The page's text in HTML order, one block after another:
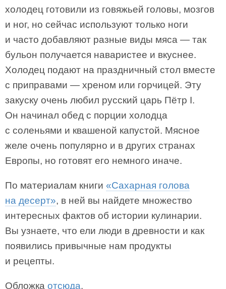
холодец готовили из говяжьей головы, мозгов
и ног, но сейчас используют только ноги
и часто добавляют разные виды мяса — так
бульон получается наваристее и вкуснее.
Холодец подают на праздничный стол вместе
с приправами — хреном или горчицей. Эту
закуску очень любил русский царь Пётр I.
Он начинал обед с порции холодца
с соленьями и квашеной капустой. Мясное
желе очень популярно и в других странах
Европы, но готовят его немного иначе.
По материалам книги «Сахарная голова
на десерт», в ней вы найдете множество
интересных фактов об истории кулинарии.
Вы узнаете, что ели люди в древности и как
появились привычные нам продукты
и рецепты.
Обложка отсюда.